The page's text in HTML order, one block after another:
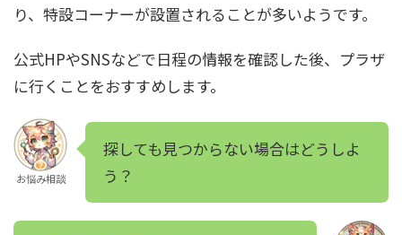
り、特設コーナーが設置されることが多いようです。
公式HPやSNSなどで日程の情報を確認した後、プラザ
に行くことをおすすめします。
お悩み相談
探しても見つからない場合はどうしよ
う？